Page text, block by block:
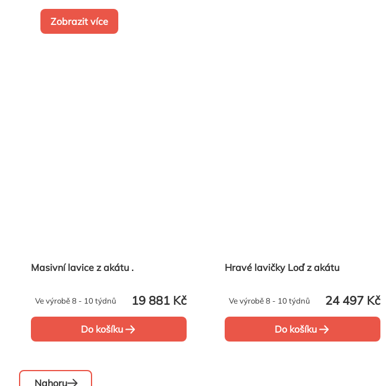
Zobrazit více
Masivní lavice z akátu .
19 881 Kč
Ve výrobě 8 - 10 týdnů
Do košíku
Hravé lavičky Loď z akátu
24 497 Kč
Ve výrobě 8 - 10 týdnů
Do košíku
Nahoru